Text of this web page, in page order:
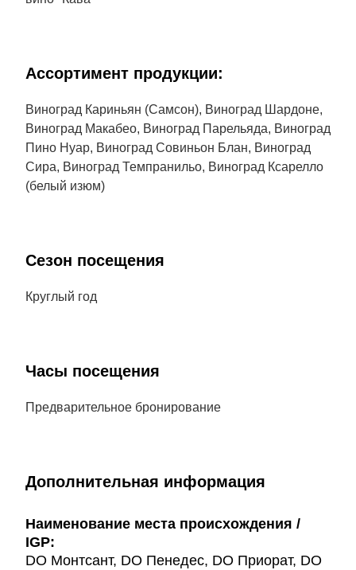
Aссортимент продукции:
Виноград Кариньян (Самсон), Виноград Шардоне,
Виноград Макабео, Виноград Парельяда, Виноград
Пино Нуар, Виноград Совиньон Блан, Виноград
Сира, Виноград Темпранильо, Виноград Ксарелло
(белый изюм)
Сезон посещения
Круглый год
Часы посещения
Предварительное бронирование
Дополнительная информация
Наименование места происхождения /
IGP:
DO Монтсант, DO Пенедес, DO Приорат, DO